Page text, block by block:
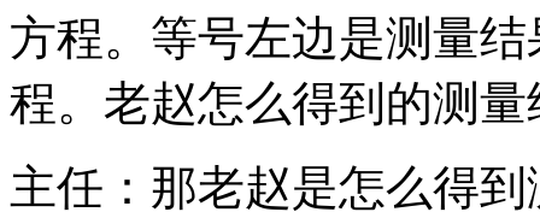
方程。等号左边是测量
程。老赵怎么得到的测
主任：那老赵是怎么得